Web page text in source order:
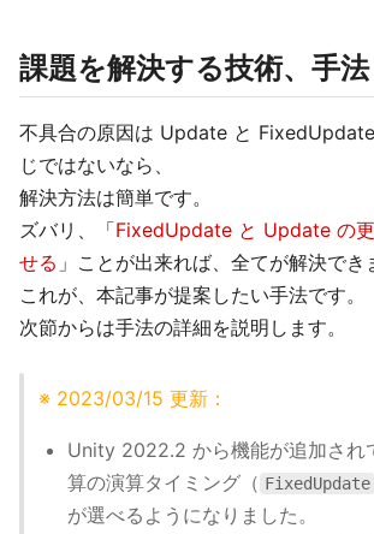
課題を解決する技術、手法
不具合の原因は Update と
じではないなら、
解決方法は簡単です。
ズバリ、「FixedUpdate と Update の
せる 」ことが出来れば、全てが解決でき
これが、本記事が提案したい手法です。
次節からは手法の詳細を説明します。
※ 2023/03/15 更新：
Unity 2022.2 から機能が追加され
算の演算タイミング（ FixedUpdate
が選べるようになりました。